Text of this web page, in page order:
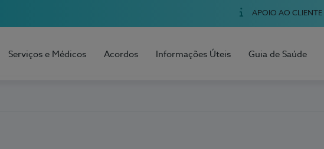
APOIO AO CLIENTE
Serviços e Médicos Acordos Informações Úteis Guia de Saúde